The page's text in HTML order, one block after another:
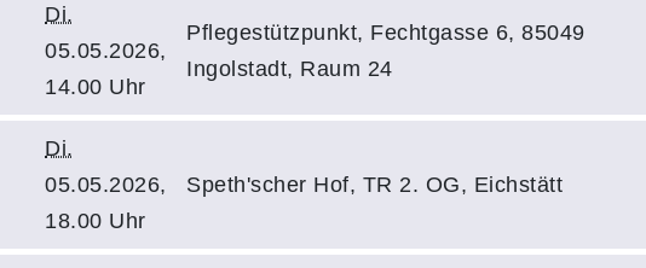
Di.
05.05.2026,
14.00 Uhr
Pflegestützpunkt, Fechtgasse 6, 85049
Ingolstadt, Raum 24
Di.
05.05.2026,
18.00 Uhr
Speth'scher Hof, TR 2. OG, Eichstätt